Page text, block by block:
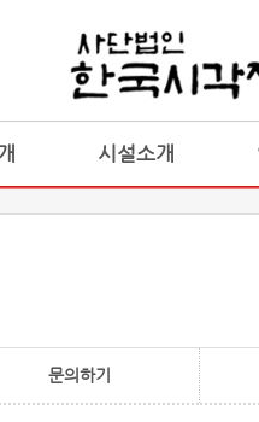
시설소개
문의하기